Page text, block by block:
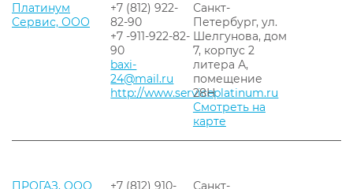
Платинум
Сервис, ООО
+7 (812) 922-
82-90
+7 -911-922-82-
90
baxi-
24@mail.ru
http://www.serviceplatinum.ru
Санкт-
Петербург, ул.
Шелгунова, дом
7, корпус 2
литера А,
помещение
28Н
Смотреть на
карте
ПРОГАЗ, ООО
+7 (812) 910-
Санкт-